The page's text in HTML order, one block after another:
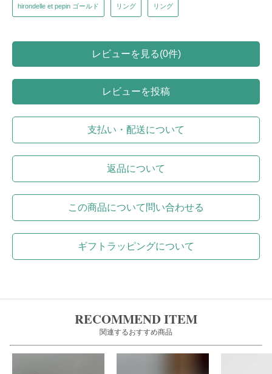
hirondelle et pepin ゴールド リング リング
レビューを見る(0件)
レビューを投稿
支払い・配送について
返品について
この商品について問い合わせる
ギフトラッピングについて
RECOMMEND ITEM
関連するおすすめ商品